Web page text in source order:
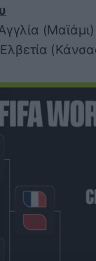
(Μαϊάμι)